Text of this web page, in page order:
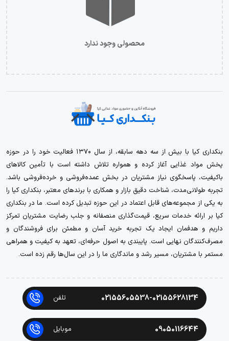
محصولی وجود ندارد
بنکداری کیا با بیش از سه دهه سابقه، از سال ۱۳۷۰ فعالیت خود را در حوزه
پخش مواد غذایی آغاز کرده و همواره تلاش داشته است با تأمین کالاهای
باکیفیت، پاسخگوی نیاز مشتریان در بخش عمده‌فروشی و خرده‌فروشی باشد.
تجربه طولانی‌مدت، شناخت دقیق بازار و همکاری با برندهای معتبر، بنکداری کیا را
به یکی از مجموعه‌های قابل اعتماد در این حوزه تبدیل کرده است. ما در بنکداری
کیا بر ارائه خدمات سریع، قیمت‌گذاری منصفانه و جلب رضایت مشتریان تمرکز
داریم و هدفمان ایجاد یک تجربه خرید آسان و مطمئن برای فروشندگان و
مصرف‌کنندگان نهایی است. پایبندی به اصول حرفه‌ای، تعهد به کیفیت و همراهی
مستمر با مشتریان، مسیر رشد و ماندگاری ما را در این سال‌ها رقم زده است.
02155605538-02155628134 تلفن
09050116644 موبایل